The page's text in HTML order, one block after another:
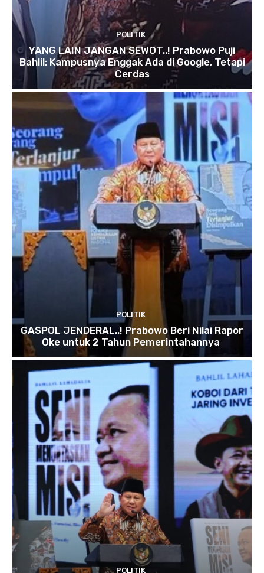
POLITIK
YANG LAIN JANGAN SEWOT..! Prabowo Puji
Bahlil: Kampusnya Enggak Ada di Google, Tetapi
Cerdas
POLITIK
GASPOL JENDERAL..! Prabowo Beri Nilai Rapor
Oke untuk 2 Tahun Pemerintahannya
POLITIK